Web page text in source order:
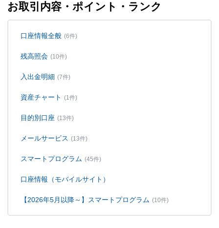
お取引内容・ポイント・ランク
口座情報全般 (6件)
残高照会 (10件)
入出金明細 (7件)
資産チャート (1件)
目的別口座 (13件)
メールサービス (13件)
スマートプログラム (45件)
口座情報（モバイルサイト）
【2026年5月以降～】スマートプログラム (10件)